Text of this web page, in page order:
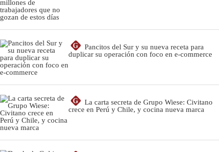
G
Pancitos del Sur y su nueva receta para
duplicar su operación con foco en e-commerce
G
La carta secreta de Grupo Wiese: Civitano
crece en Perú y Chile, y cocina nueva marca